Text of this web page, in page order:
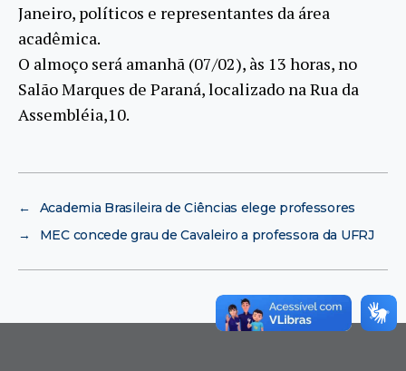
Janeiro, políticos e representantes da área
acadêmica.
O almoço será amanhã (07/02), às 13 horas, no
Salão Marques de Paraná, localizado na Rua da
Assembléia,10.
←
Academia Brasileira de Ciências elege professores
→
MEC concede grau de Cavaleiro a professora da UFRJ